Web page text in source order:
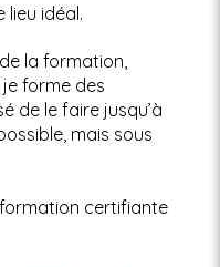
lieu idéal.
la formation,
forme des
de le faire jusqu’à
mais sous
formation certifiante